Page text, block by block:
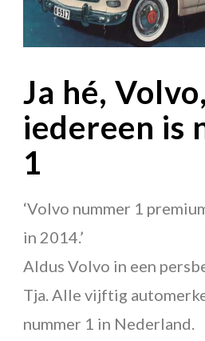
Uit elkaar dan met elkaar
Never waste a good crisis
Zo verkoop je alles. Hoe je reclame
van wordt
Vlinder in de boksring
De bedrijfsnamenfabriek
Ja hé, Volvo,
iedereen is
1
‘Volvo nummer 1
in 2014.’
Aldus Volvo in een
Tja. Alle vijftig
nummer 1 in Nederland.